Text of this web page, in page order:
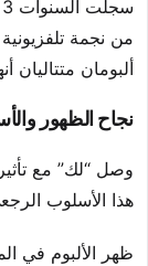
من نجمة
ألبومان متتاليان
نجاح الظهور
وصل “لك” مع
هذا الأسلوب